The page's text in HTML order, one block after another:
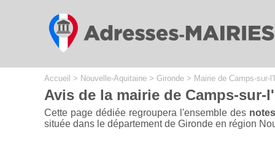
Accueil > Nouvelle-Aquitaine > Gironde > Mairie de Camps-sur-
Avis de la mairie de Camps-sur-
Cette page dédiée regroupera l'ensemble des
située dans le département de Gironde en région